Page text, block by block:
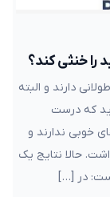
را خنثی کند؟
دارند و البته
که درست
خوبی ندارند و
حالا نتایج یک
در […]